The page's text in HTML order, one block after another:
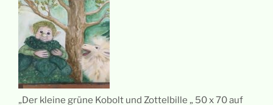
„Der kleine grüne Kobolt und Zottelbille „ 50 x 70 auf